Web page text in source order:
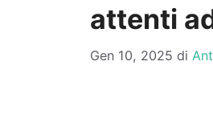
attenti
Gen 10, 2025 di